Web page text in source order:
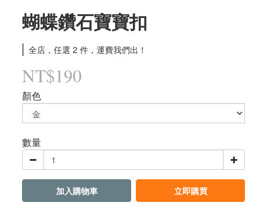
蝴蝶鑽石寶寶扣
全店，任選 2 件，運費我們出！
NT$190
顏色
數量
加入購物車 立即購買